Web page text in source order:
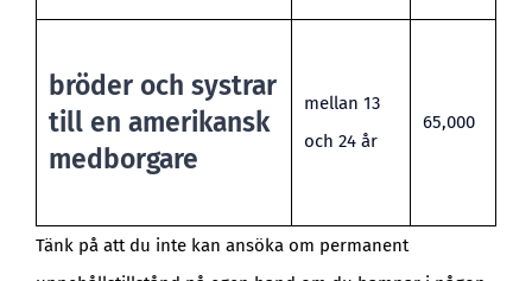
bröder och systrar
till en amerikansk
medborgare
mellan 13
och 24 år
65,000
Tänk på att du inte kan ansöka om permanent